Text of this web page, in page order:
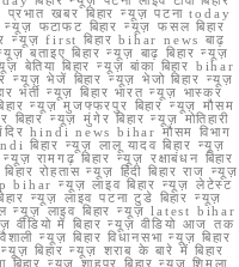
प्रभात खबर बिहार न्यूज़ पटना today
फटाफट बिहार न्यूज़ फसल बिहार
न्यूज़ first बिहार bihar news बाढ़
बताइए बिहार न्यूज़ बाढ़ बिहार न्यूज़
बेतिया बिहार न्यूज़ बांका बिहार bihar
न्यूज़ भेजें बिहार न्यूज़ भेजो बिहार न्यूज़
भर्ती न्यूज़ बिहार भारत न्यूज़ भास्कर
न्यूज़ मुजफ्फरपुर बिहार न्यूज़ मौसम
न्यूज़ मुंगेर बिहार न्यूज़ मोतिहारी
मंदिर hindi news bihar मौसम विभाग
बिहार न्यूज़ लालू यादव बिहार न्यूज़
रामगढ़ बिहार न्यूज़ रक्षाबंधन बिहार
रोहतास न्यूज़ हिंदी बिहार राज न्यूज़
न्यूज़ लाइव बिहार न्यूज़ लेटेस्ट
न्यूज़ लाइव पटना टुडे बिहार न्यूज़
न्यूज़ लाइव बिहार न्यूज़ latest bihar
में बिहार न्यूज़ वीडियो आज तक
न्यूज़ बिहार विधानसभा न्यूज़ बिहार
न्यूज़ बिहार न्यूज़ शराब के बारे में बिहार
बिहार न्यूज़ शाहपुर बिहार न्यूज़ शिमला